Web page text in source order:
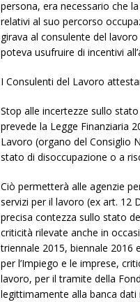
persona, era necessario che
relativi al suo percorso
girava al consulente del
poteva usufruire di incentivi
I Consulenti del Lavoro
Stop alle incertezze sullo
prevede la Legge Finanziaria
Lavoro (organo del Consiglio
stato di disoccupazione o a
Ciò permetterà alle agenzie
servizi per il lavoro (ex art. 12
precisa contezza sullo stato
criticità rilevate anche in
triennale 2015, biennale 2016
per l’Impiego e le imprese,
lavoro, per il tramite della
legittimamente alla banca